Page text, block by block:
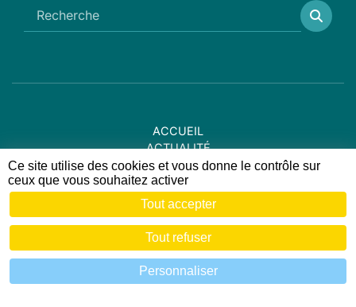
ACCUEIL
ACTUALITÉ
AGENDA
MAIRIE
DÉMARCHES ADMINISTRATIVES
VIE LOCALE
SERVICE DE L'EAU
TOURISME ET LOISIRS
CULTURE ET PATRIMOINE
CONTACT
Ce site utilise des cookies et vous donne le contrôle sur
ceux que vous souhaitez activer
Tout accepter
Tout refuser
Personnaliser